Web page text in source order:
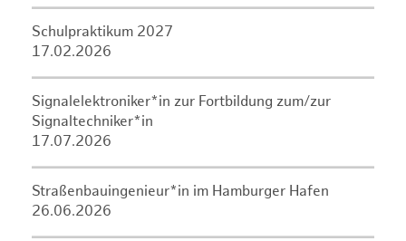
Schulpraktikum 2027
17.02.2026
Signalelektroniker*in zur Fortbildung zum/zur
Signaltechniker*in
17.07.2026
Straßenbauingenieur*in im Hamburger Hafen
26.06.2026